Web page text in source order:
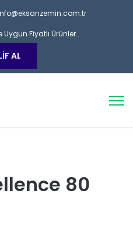
Fiyatlı Ürünler...
AL
80